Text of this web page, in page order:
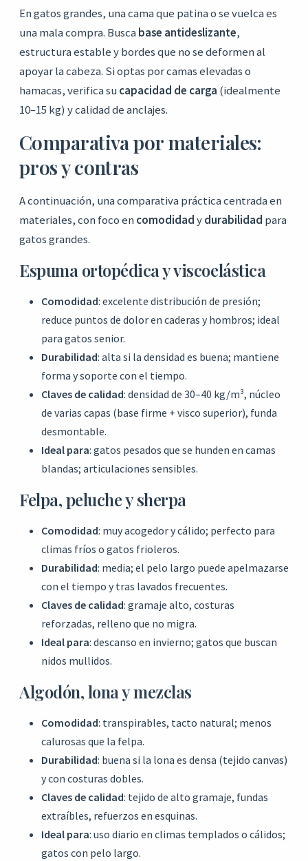
En gatos grandes, una cama que patina o se vuelca es
una mala compra. Buscabase antideslizante,
estructura estable y bordes que no se deformen al
apoyar la cabeza. Si optas por camas elevadas o
hamacas, verifica sucapacidad de carga (idealmente
10–15 kg) y calidad de anclajes.
Comparativa por materiales:
pros y contras
A continuación, una comparativa práctica centrada en
materiales, con foco encomodidadydurabilidad para
gatos grandes.
Espuma ortopédica y viscoelástica
Comodidad: excelente distribución de presión;
reduce puntos de dolor en caderas y hombros; ideal
para gatos senior.
Durabilidad: alta si la densidad es buena; mantiene
forma y soporte con el tiempo.
Claves de calidad: densidad de 30–40 kg/m³, núcleo
de varias capas (base firme + visco superior), funda
desmontable.
Ideal para: gatos pesados que se hunden en camas
blandas; articulaciones sensibles.
Felpa, peluche y sherpa
Comodidad: muy acogedor y cálido; perfecto para
climas fríos o gatos frioleros.
Durabilidad: media; el pelo largo puede apelmazarse
con el tiempo y tras lavados frecuentes.
Claves de calidad: gramaje alto, costuras
reforzadas, relleno que no migra.
Ideal para: descanso en invierno; gatos que buscan
nidos mullidos.
Algodón, lona y mezclas
Comodidad: transpirables, tacto natural; menos
calurosas que la felpa.
Durabilidad: buena si la lona es densa (tejido canvas)
y con costuras dobles.
Claves de calidad: tejido de alto gramaje, fundas
extraíbles, refuerzos en esquinas.
Ideal para: uso diario en climas templados o cálidos;
gatos con pelo largo.